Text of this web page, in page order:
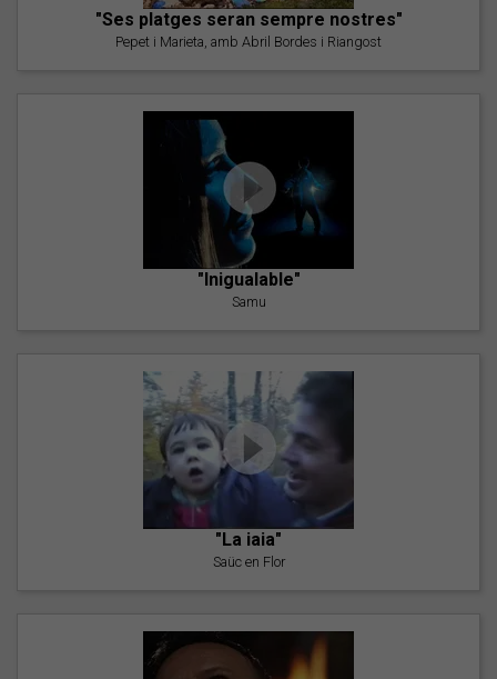
"Ses platges seran sempre nostres"
Pepet i Marieta, amb Abril Bordes i Riangost
"Inigualable"
Samu
"La iaia"
Saüc en Flor